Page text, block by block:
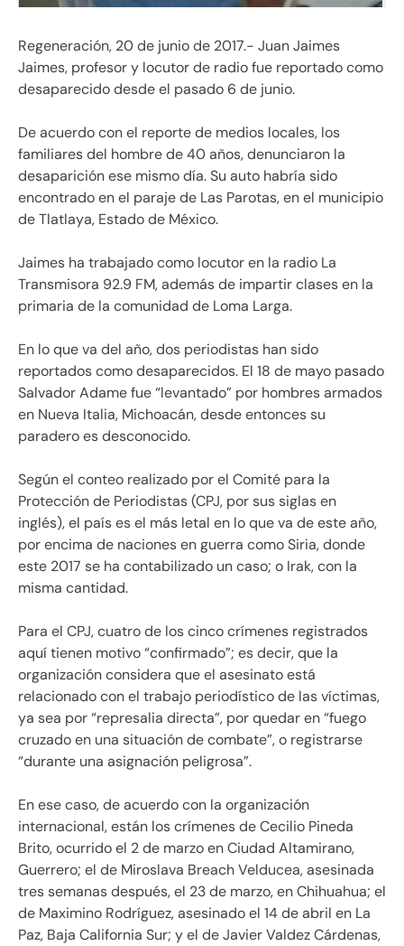
Regeneración, 20 de junio de 2017.- Juan Jaimes
Jaimes, profesor y locutor de radio fue reportado como
desaparecido desde el pasado 6 de junio.
De acuerdo con el reporte de medios locales, los
familiares del hombre de 40 años, denunciaron la
desaparición ese mismo día. Su auto habría sido
encontrado en el paraje de Las Parotas, en el municipio
de Tlatlaya, Estado de México.
Jaimes ha trabajado como locutor en la radio La
Transmisora 92.9 FM, además de impartir clases en la
primaria de la comunidad de Loma Larga.
En lo que va del año, dos periodistas han sido
reportados como desaparecidos. El 18 de mayo pasado
Salvador Adame fue “levantado” por hombres armados
en Nueva Italia, Michoacán, desde entonces su
paradero es desconocido.
Según el conteo realizado por el Comité para la
Protección de Periodistas (CPJ, por sus siglas en
inglés), el país es el más letal en lo que va de este año,
por encima de naciones en guerra como Siria, donde
este 2017 se ha contabilizado un caso; o Irak, con la
misma cantidad.
Para el CPJ, cuatro de los cinco crímenes registrados
aquí tienen motivo “confirmado”; es decir, que la
organización considera que el asesinato está
relacionado con el trabajo periodístico de las víctimas,
ya sea por “represalia directa”, por quedar en “fuego
cruzado en una situación de combate”, o registrarse
“durante una asignación peligrosa”.
En ese caso, de acuerdo con la organización
internacional, están los crímenes de Cecilio Pineda
Brito, ocurrido el 2 de marzo en Ciudad Altamirano,
Guerrero; el de Miroslava Breach Velducea, asesinada
tres semanas después, el 23 de marzo, en Chihuahua; el
de Maximino Rodríguez, asesinado el 14 de abril en La
Paz, Baja California Sur; y el de Javier Valdez Cárdenas,